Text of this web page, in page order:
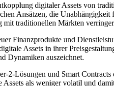
digitaler Assets von
Ansätzen, die
mit traditionellen Märkten
Finanzprodukte und
Assets in ihrer
Dynamiken auszeichnet.
2-Lösungen und Smart
als weniger volatil und